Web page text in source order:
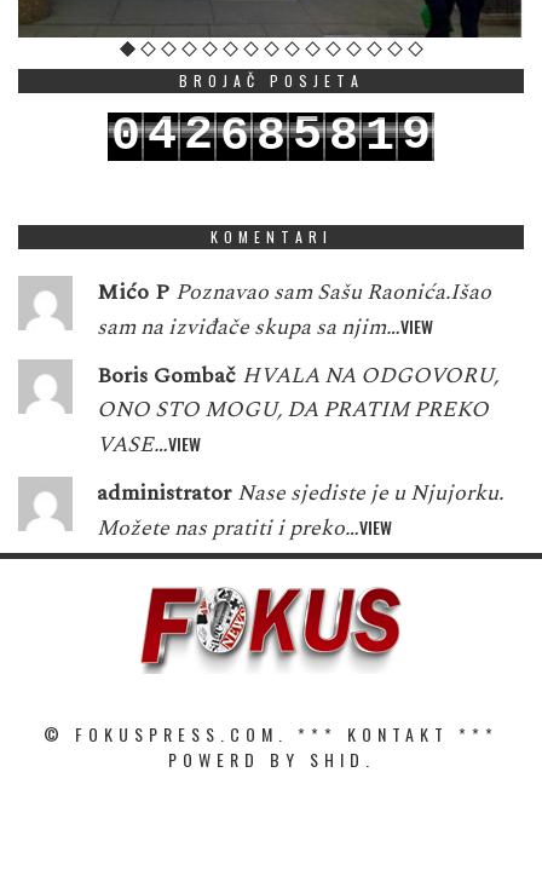
BROJAČ POSJETA
042685819
KOMENTARI
Mićo P Poznavao sam Sašu Raonića.Išao
sam na izviđače skupa sa njim…VIEW
Boris Gombač HVALA NA ODGOVORU,
ONO STO MOGU, DA PRATIM PREKO
VASE…VIEW
administrator Nase sjediste je u Njujorku.
Možete nas pratiti i preko…VIEW
© FOKUSPRESS.COM. *** KONTAKT
***
POWERD BY SHID.